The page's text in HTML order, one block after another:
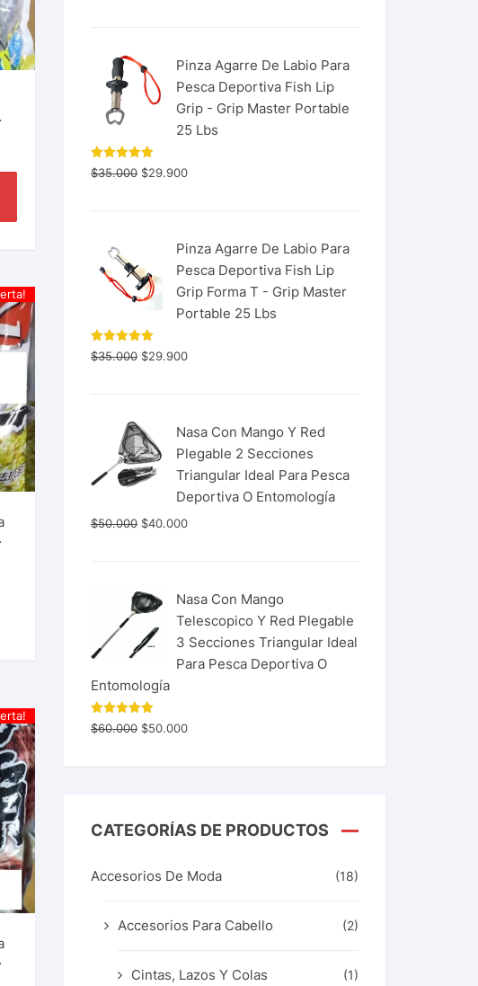
Pinza Agarre De Labio Para
Pesca Deportiva Fish Lip
Grip - Grip Master Portable
25 Lbs
Valorado
con 5.00
$35.000 $29.900
Pinza Agarre De Labio Para
Pesca Deportiva Fish Lip
Grip Forma T - Grip Master
Portable 25 Lbs
Valorado
con 5.00
$35.000 $29.900
Nasa Con Mango Y Red
Plegable 2 Secciones
Triangular Ideal Para Pesca
Deportiva O Entomología
$50.000 $40.000
Nasa Con Mango
Telescopico Y Red Plegable
3 Secciones Triangular Ideal
Para Pesca Deportiva O
Entomología
Valorado
con 5.00
$60.000 $50.000
CATEGORÍAS DE PRODUCTOS
Accesorios De Moda (18)
Accesorios Para Cabello (2)
Cintas, Lazos Y Colas (1)